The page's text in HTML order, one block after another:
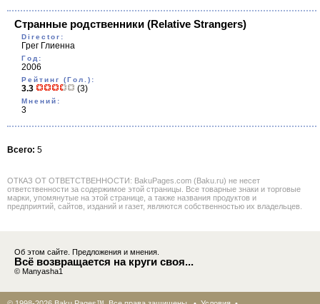
Странные родственники (Relative Strangers)
Director:
Грег Глиенна
Год:
2006
Рейтинг (Гол.):
3.3 (3)
Мнений:
3
Всего: 5
ОТКАЗ ОТ ОТВЕТСТВЕННОСТИ: BakuPages.com (Baku.ru) не несет
ответственности за содержимое этой страницы. Все товарные знаки и торговые
марки, упомянутые на этой странице, а также названия продуктов и
предприятий, сайтов, изданий и газет, являются собственностью их владельцев.
Об этом сайте. Предложения и мнения.
Всё возвращается на круги своя...
© Manyasha1